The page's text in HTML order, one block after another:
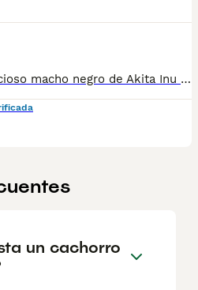
613283995 WhatsApp Precioso macho negro de Akita Inu una verdadera preciosidad Entregamos nuestros pequeños cachorritos con todas las garantías y cuidados necesarios , disponemos de núcleo zoológico para crianza y venta de nuestros cachorros . ✅Desparasitaciones y vacunas correspondientes a su edad . ✅Cartilla de vacunación . ✅Revisiones veterinarias . ✅Garantías víricas de 15 días . ✅Garantías genéticas de un año . Seriedad , confianza y bienestar animal son nuestra prioridad . También ofrecemos transporte propio para nuestros pequeños cachorros a toda la península , el pago lo podéis hacer contra reembolso . (con coste adicional) . Mandamos a toda España . Disponemos de varias razas Si no esta la raza que queréis llámanos , intentaremos encontrártela , trabajamos con los mejores criadores de España
un cachorro